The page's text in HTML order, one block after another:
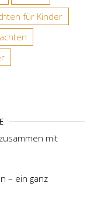
für Kinder
mit
– ein ganz